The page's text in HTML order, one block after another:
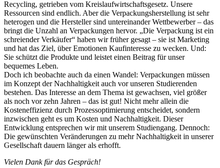
Recycling, getrieben vom Kreislaufwirtschaftsgesetz. Unsere
Ressourcen sind endlich. Aber die Verpackungsherstellung ist sehr
heterogen und die Hersteller sind untereinander Wettbewerber – das
bringt die Unzahl an Verpackungen hervor. „Die Verpackung ist ein
schreiender Verkäufer“ haben wir früher gesagt – sie ist Marketing
und hat das Ziel, über Emotionen Kaufinteresse zu wecken. Und:
Sie schützt die Produkte und leistet einen Beitrag für unser
bequemes Leben.
Doch ich beobachte auch da einen Wandel: Verpackungen müssen
im Konzept der Nachhaltigkeit auch vor unseren Studierenden
bestehen. Das Interesse an dem Thema ist gewachsen, viel größer
als noch vor zehn Jahren – das ist gut! Nicht mehr allein die
Kosteneffizienz durch Prozessoptimierung entscheidet, sondern
inzwischen geht es um Kosten und Nachhaltigkeit. Dieser
Entwicklung entsprechen wir mit unserem Studiengang. Dennoch:
Die gewünschten Veränderungen zu mehr Nachhaltigkeit in unserer
Gesellschaft dauern länger als erhofft.
Vielen Dank für das Gespräch!